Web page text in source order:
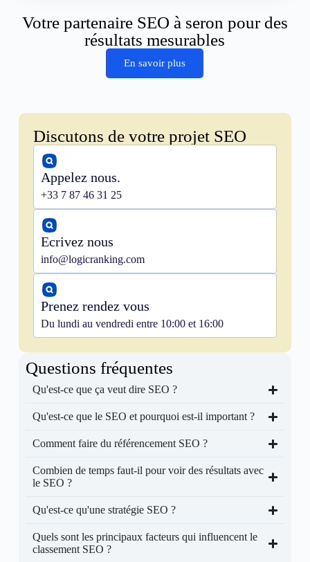
Votre partenaire SEO à seron pour des
résultats mesurables
En savoir plus
Discutons de votre projet SEO
Appelez nous.
+33 7 87 46 31 25
Ecrivez nous
info@logicranking.com
Prenez rendez vous
Du lundi au vendredi entre 10:00 et 16:00
Questions fréquentes
Qu'est-ce que ça veut dire SEO ?
Qu'est-ce que le SEO et pourquoi est-il important ?
Comment faire du référencement SEO ?
Combien de temps faut-il pour voir des résultats avec
le SEO ?
Qu'est-ce qu'une stratégie SEO ?
Quels sont les principaux facteurs qui influencent le
classement SEO ?